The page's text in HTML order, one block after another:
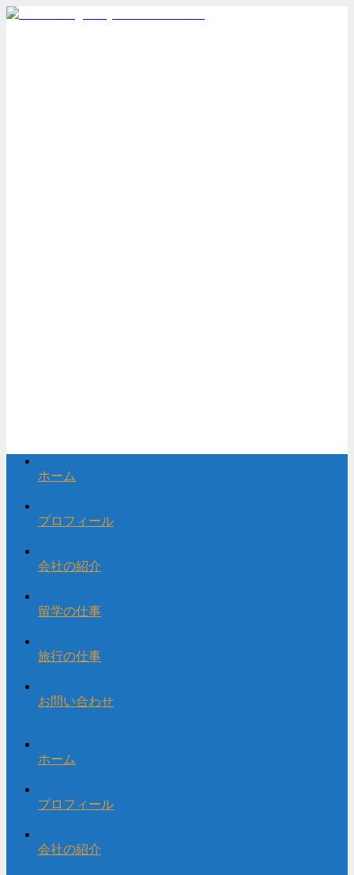
ホーム
プロフィール
会社の紹介
留学の仕事
旅行の仕事
お問い合わせ
ホーム
プロフィール
会社の紹介